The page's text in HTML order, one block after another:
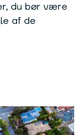
du bør være
af de